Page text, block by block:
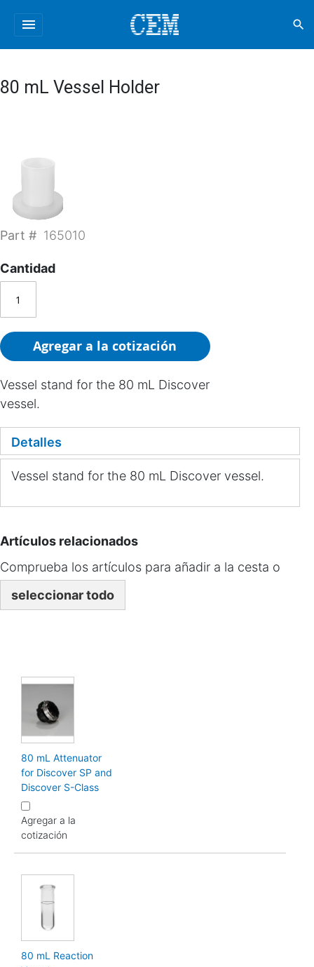
menu search
80 mL Vessel Holder
Part # 165010
Cantidad
Agregar a la cotización
Vessel stand for the 80 mL Discover
vessel.
Detalles
Vessel stand for the 80 mL Discover vessel.
Artículos relacionados
Comprueba los artículos para añadir a la cesta o
seleccionar todo
80 mL Attenuator
for Discover SP and
Discover S-Class
Agregar a la
cotización
80 mL Reaction